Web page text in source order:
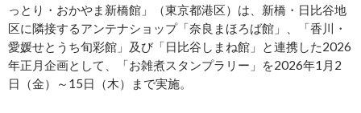
っとり・おかやま新橋館」（東京都港区）は、新橋・日比谷地
区に隣接するアンテナショップ「奈良まほろば館」、「香川・
愛媛せとうち旬彩館」及び「日比谷しまね館」と連携した2026
年正月企画として、「お雑煮スタンプラリー」を2026年1月2
日（金）～15日（木）まで実施。